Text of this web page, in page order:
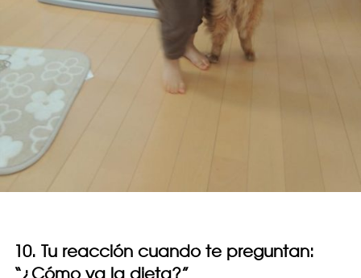
10. Tu reacción cuando te preguntan:
“¿Cómo va la dieta?”